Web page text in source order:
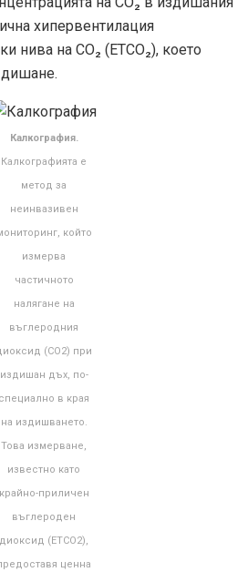
хипервентилация
нива на CO₂ (ETCO₂), което
Калкография.
Калкографията е
метод за
неинвазивен
който
измерва
частичното
налягане на
въглеродния
(CO2) при
издишан дъх, по-
специално в края
на издишването.
Това измерване,
известно като
крайно-приличен
въглероден
диоксид (ETCO2),
ценна